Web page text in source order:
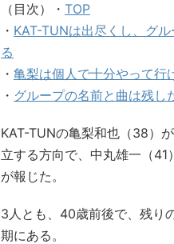
（目次）・ TOP
・ KAT-TUNは出尽くし、グ
る
・ 亀梨は個人で十分やって行
・ グループの名前と曲は残し
KAT-TUNの亀梨和也（38）
立する方向で、中丸雄一（41
が報じた。
3人とも、40歳前後で、残り
期にある。